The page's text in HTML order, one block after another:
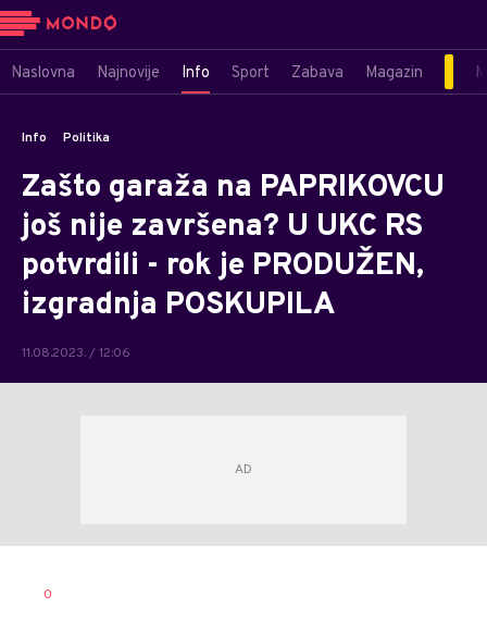
Naslovna Najnovije Info Sport Zabava Magazin
Info Politika
Zašto garaža na PAPRIKOVCU
još nije završena? U UKC RS
potvrdili - rok je PRODUŽEN,
izgradnja POSKUPILA
11.08.2023. / 12:06
AUTOR
0